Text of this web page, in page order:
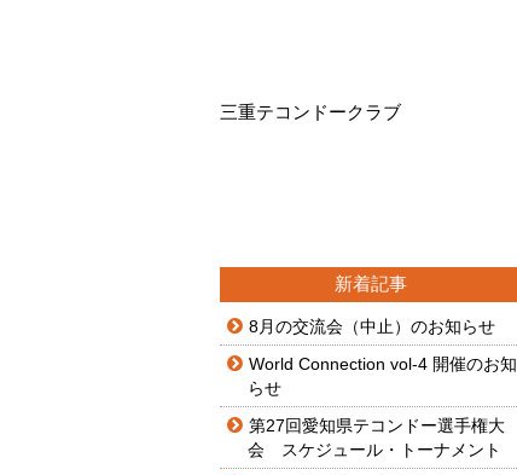
三重テコンドークラブ
新着記事
8月の交流会（中止）のお知らせ
World Connection vol-4 開催のお知
らせ
第27回愛知県テコンドー選手権大
会 スケジュール・トーナメント